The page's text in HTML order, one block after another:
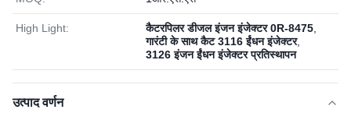
High Light: कैटरपिलर डीजल इंजन इंजेक्टर 0R-8475
गारंटी के साथ कैट 3116 ईंधन इंजेक्टर,
3126 इंजन ईंधन इंजेक्टर प्रतिस्थापन
उत्पाद वर्णन